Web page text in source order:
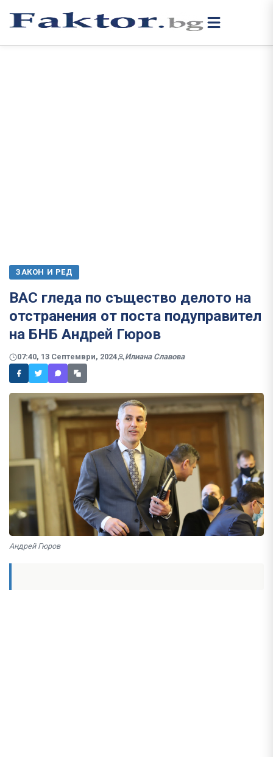
ЗАКОН И РЕД
ВАС гледа по същество делото на
отстранения от поста подуправител
на БНБ Андрей Гюров
07:40, 13 Септември, 2024 Илиана Славова
Андрей Гюров